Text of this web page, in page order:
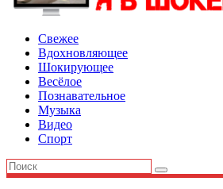
Свежее
Вдохновляющее
Шокирующее
Весёлое
Познавательное
Музыка
Видео
Спорт